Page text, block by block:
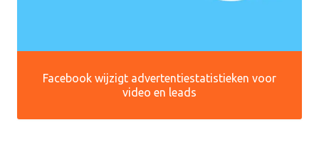
Facebook wijzigt advertentiestatistieken voor
video en leads